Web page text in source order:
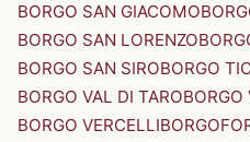
BORGO SAN GIACOMO
BORGO SAN LORENZO
BORGO SAN SIROBORGO
BORGO VAL DI TAROBORGO
BORGO VERCELLI